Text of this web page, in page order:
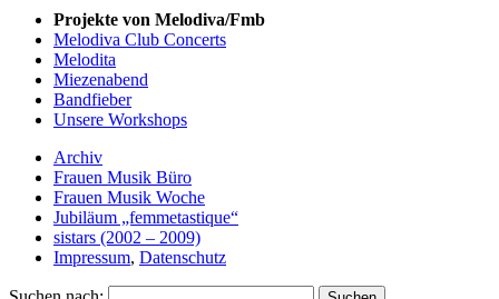
Projekte von Melodiva/Fmb
Melodiva Club Concerts
Melodita
Miezenabend
Bandfieber
Unsere Workshops
Archiv
Frauen Musik Büro
Frauen Musik Woche
Jubiläum „femmetastique“
sistars (2002 – 2009)
Impressum, Datenschutz